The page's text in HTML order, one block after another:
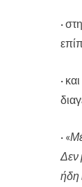
·
·
· «
Δεν
ήδη